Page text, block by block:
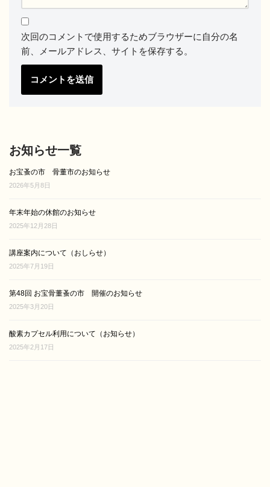
次回のコメントで使用するためブラウザーに自分の名
前、メールアドレス、サイトを保存する。
お知らせ一覧
お宝蚤の市 骨董市のお知らせ
2026年5月8日
年末年始の休館のお知らせ
2025年12月28日
講座案内について（おしらせ）
2025年7月19日
第48回 お宝骨董蚤の市 開催のお知らせ
2025年3月20日
酸素カプセル利用について（お知らせ）
2025年2月17日